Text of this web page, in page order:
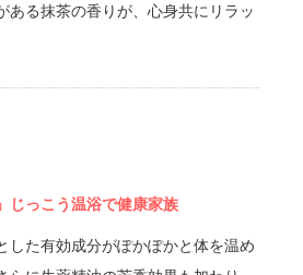
ある抹茶の香りが、心身共にリラッ
じっこう温浴で健康家族
した有効成分がぽかぽかと体を温め